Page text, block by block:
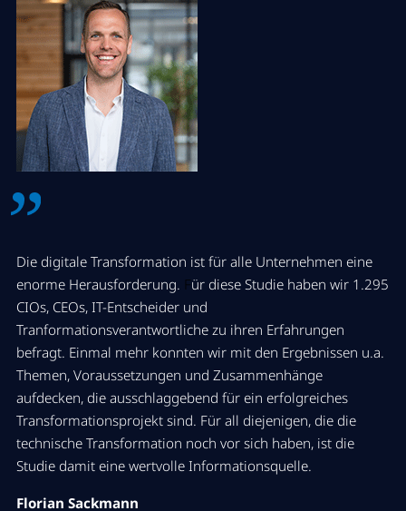
Die digitale Transformation ist für alle Unternehmen eine
enorme Herausforderung. Für diese Studie haben wir 1.295
CIOs, CEOs, IT-Entscheider und
Tranformationsverantwortliche zu ihren Erfahrungen
befragt. Einmal mehr konnten wir mit den Ergebnissen u.a.
Themen, Voraussetzungen und Zusammenhänge
aufdecken, die ausschlaggebend für ein erfolgreiches
Transformationsprojekt sind. Für all diejenigen, die die
technische Transformation noch vor sich haben, ist die
Studie damit eine wertvolle Informationsquelle.
Florian Sackmann